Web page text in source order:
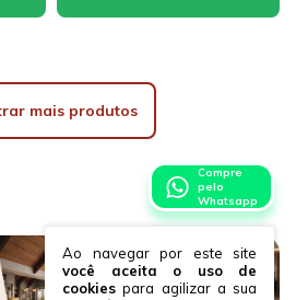
Ao navegar por este site
você aceita o uso de
cookies para agilizar a sua
mais produtos
Compre
pelo
Whatsapp